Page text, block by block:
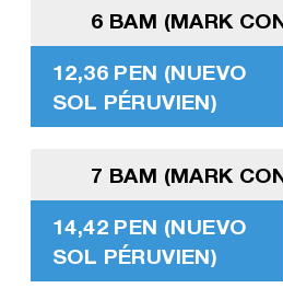
6 BAM (MARK
12,36 PEN (NUEVO
SOL PÉRUVIEN)
7 BAM (MARK
14,42 PEN (NUEVO
SOL PÉRUVIEN)